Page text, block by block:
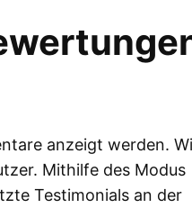
anzeigt werden.
Mithilfe des Modus
Testimonials an der